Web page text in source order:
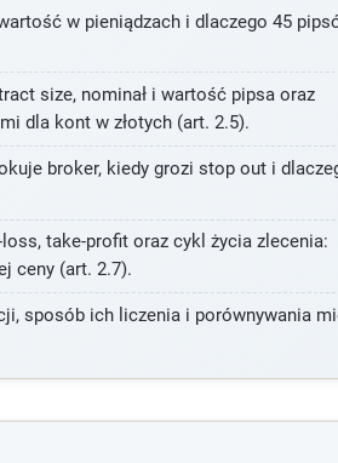
w pieniądzach i dlaczego 45
size, nominał i wartość pipsa oraz
dla kont w złotych (art. 2.5).
broker, kiedy grozi stop out i
take-profit oraz cykl życia zlecenia:
ceny (art. 2.7).
sposób ich liczenia i porównywania